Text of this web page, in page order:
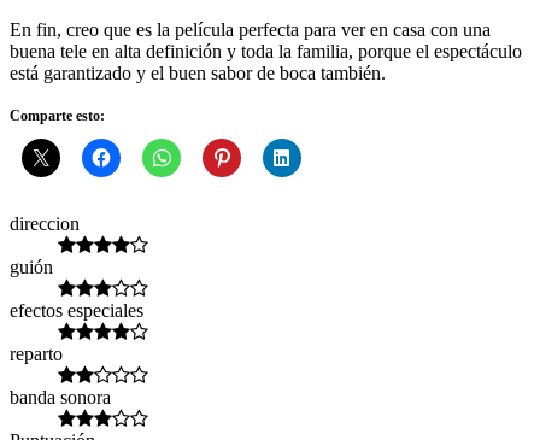
En fin, creo que es la película perfecta para ver en casa con una
buena tele en alta definición y toda la familia, porque el espectáculo
está garantizado y el buen sabor de boca también.
Comparte esto:
direccion
guión
efectos especiales
reparto
banda sonora